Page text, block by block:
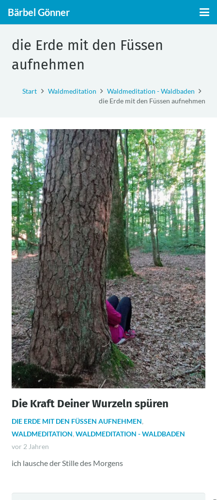
Bärbel Gönner
die Erde mit den Füssen
aufnehmen
Start Waldmeditation
Waldmeditation - Waldbaden
die Erde mit den Füssen aufnehmen
Die Kraft Deiner Wurzeln spüren
DIE ERDE MIT DEN FÜSSEN AUFNEHMEN,
WALDMEDITATION,WALDMEDITATION - WALDBADEN
vor 2 Jahren
ich lausche der Stille des Morgens